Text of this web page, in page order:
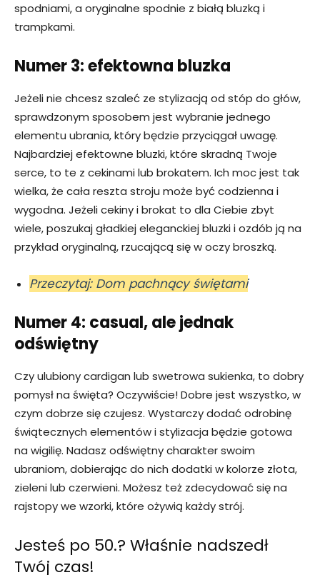
spodniami, a oryginalne spodnie z białą bluzką i
trampkami.
Numer 3: efektowna bluzka
Jeżeli nie chcesz szaleć ze stylizacją od stóp do głów,
sprawdzonym sposobem jest wybranie jednego
elementu ubrania, który będzie przyciągał uwagę.
Najbardziej efektowne bluzki, które skradną Twoje
serce, to te z cekinami lub brokatem. Ich moc jest tak
wielka, że cała reszta stroju może być codzienna i
wygodna. Jeżeli cekiny i brokat to dla Ciebie zbyt
wiele, poszukaj gładkiej eleganckiej bluzki i ozdób ją na
przykład oryginalną, rzucającą się w oczy broszką.
Przeczytaj: Dom pachnący świętami
Numer 4: casual, ale jednak
odświętny
Czy ulubiony cardigan lub swetrowa sukienka, to dobry
pomysł na święta? Oczywiście! Dobre jest wszystko, w
czym dobrze się czujesz. Wystarczy dodać odrobinę
świątecznych elementów i stylizacja będzie gotowa
na wigilię. Nadasz odświętny charakter swoim
ubraniom, dobierając do nich dodatki w kolorze złota,
zieleni lub czerwieni. Możesz też zdecydować się na
rajstopy we wzorki, które ożywią każdy strój.
Jesteś po 50.? Właśnie nadszedł
Twój czas!